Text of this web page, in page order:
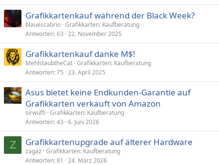
Grafikkartenkauf während der Black Week?
blauescabrio Grafikkarten: Kaufberatung
Antworten 63 22. November 2025
Grafikkartenkauf danke M$!
MehlstaubtheCat Grafikkarten: Kaufberatung
Antworten 75 23. April 2025
Asus bietet keine Endkunden-Garantie auf
Grafikkarten verkauft von Amazon
sirwuffi Grafikkarten: Kaufberatung
Antworten 43 6. Juni 2026
Z Grafikkartenupgrade auf älterer Hardware
zagaz Grafikkarten: Kaufberatung
Antworten 81 24. März 2026